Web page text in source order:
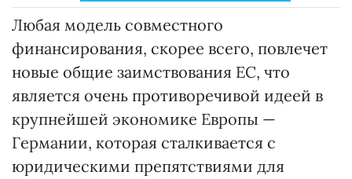
Любая модель совместного
финансирования, скорее всего, повлечет
новые общие заимствования ЕС, что
является очень противоречивой идеей в
крупнейшей экономике Европы —
Германии, которая сталкивается с
юридическими препятствиями для